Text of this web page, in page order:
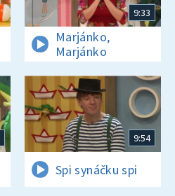
9:33
Marjánko,
Marjánko
9:54
Spi synáčku spi